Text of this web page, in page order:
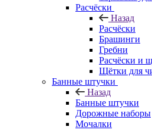
Расчёски
Назад
Расчёски
Брашинги
Гребни
Расчёски и
Щётки для
Банные штучки
Назад
Банные штучки
Дорожные наборы
Мочалки